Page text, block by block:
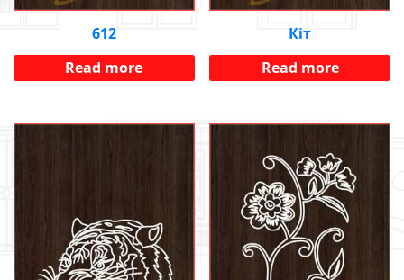
612
Read more
Кіт
Read more